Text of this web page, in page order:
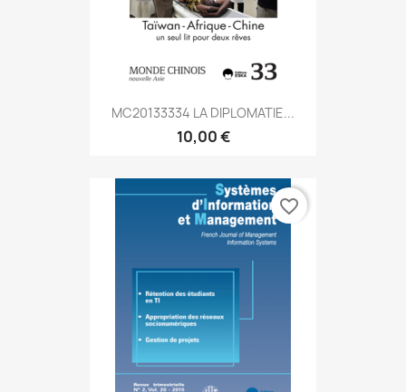
MC20133334 LA DIPLOMATIE...
10,00 €
favorite_border